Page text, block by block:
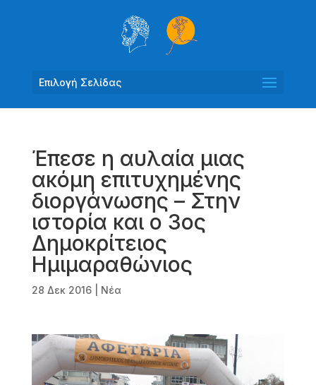
Επιλογή Σελίδας
Έπεσε η αυλαία μιας
ακόμη επιτυχημένης
διοργάνωσης – Στην
ιστορία και ο 3ος
Δημοκρίτειος
Ημιμαραθώνιος
28 Δεκ 2016| Νέα